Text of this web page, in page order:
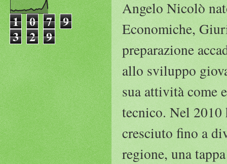
Angelo Nicolò
Economiche,
preparazione
allo sviluppo
sua attività come
tecnico. Nel 2010
cresciuto fino a
regione, una
1 0 7 9
3 2 9